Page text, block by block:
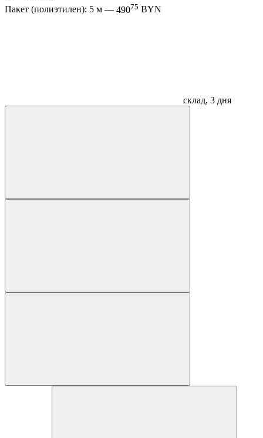
Пакет (полиэтилен): 5 м — 49075 BYN
склад, 3 дня